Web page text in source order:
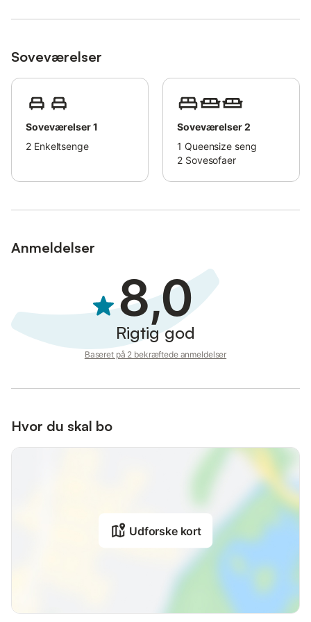
One pet is allowed (available for an extra fee).
Soveværelser
Soveværelser 1
2 Enkeltsenge
Soveværelser 2
1 Queensize seng
2 Sovesofaer
Anmeldelser
8,0
Rigtig god
Baseret på 2 bekræftede anmeldelser
Hvor du skal bo
Udforske kort